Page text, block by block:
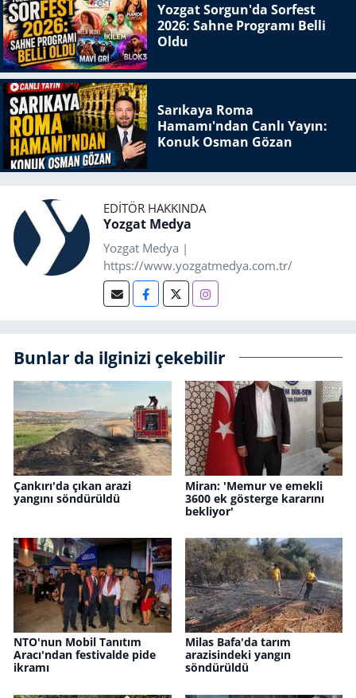
Yozgat Sorgun'da Sorfest
2026: Sahne Programı Belli
Oldu
Sarıkaya Roma
Hamamı'ndan Canlı Yayın:
Konuk Osman Gözan
EDITÖR HAKKINDA
Yozgat Medya
Yozgat Medya |
https://www.yozgatmedya.com.tr/
Bunlar da ilginizi çekebilir
Çankırı'da çıkan arazi
yangını söndürüldü
Miran: 'Memur ve emekli
3600 ek gösterge kararını
bekliyor'
NTO'nun Mobil Tanıtım
Aracı'ndan festivalde pide
ikramı
Milas Bafa'da tarım
arazisindeki yangın
söndürüldü